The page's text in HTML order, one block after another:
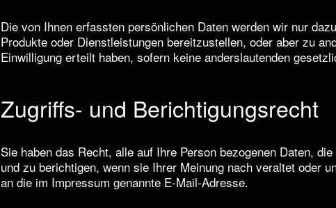
Die von Ihnen erfassten persönlichen Daten werden wir nur
Produkte oder Dienstleistungen bereitzustellen, oder aber zu
Einwilligung erteilt haben, sofern keine anderslautenden
Zugriffs- und Berichtigungsrecht
Sie haben das Recht, alle auf Ihre Person bezogenen Daten,
und zu berichtigen, wenn sie Ihrer Meinung nach veraltet oder
an die im Impressum genannte E-Mail-Adresse.